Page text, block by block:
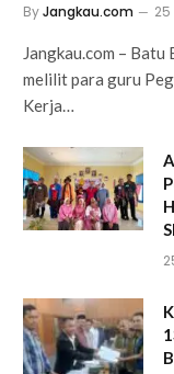
ByJangkau.com
Jangkau.com –
melilit para guru
Kerja…